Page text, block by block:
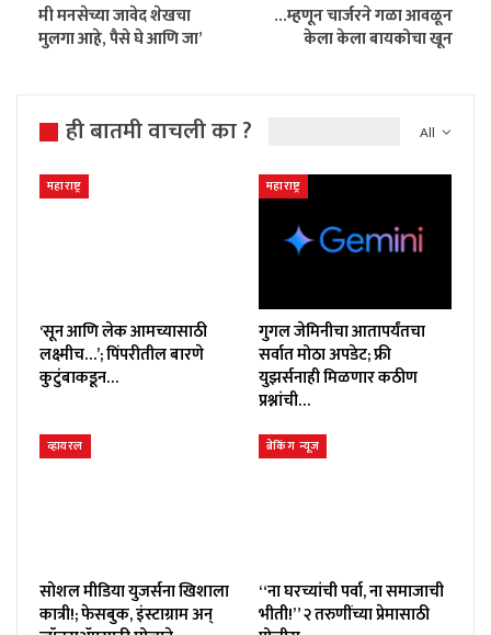
मी मनसेच्या जावेद शेखचा
मुलगा आहे, पैसे घे आणि जा’
…म्हणून चार्जरने गळा आवळून
केला केला बायकोचा खून
All
ही बातमी वाचली का ?
महाराष्ट्र
‘सून आणि लेक आमच्यासाठी
लक्ष्मीच…’; पिंपरीतील बारणे
कुटुंबाकडून…
महाराष्ट्र
गुगल जेमिनीचा आतापर्यंतचा
सर्वात मोठा अपडेट; फ्री
युझर्सनाही मिळणार कठीण
प्रश्नांची…
व्हायरल
सोशल मीडिया युजर्सना खिशाला
कात्री!; फेसबुक, इंस्टाग्राम अन्
ब्रेकिंग न्यूज
“ना घरच्यांची पर्वा, ना समाजाची
भीती!” २ तरुणींच्या प्रेमासाठी